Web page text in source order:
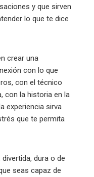
y que sirven
lo que te dice
crear una
con lo que
con el técnico
con la historia en la
experiencia sirva
que te permita
dura o de
seas capaz de